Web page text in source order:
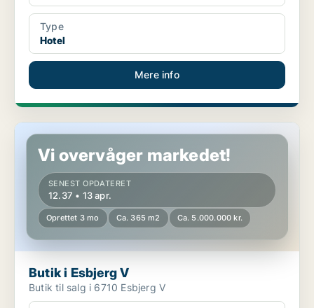
Type
Hotel
Mere info
Butik i Esbjerg V
Vi overvåger markedet!
SENEST OPDATERET
12.37 • 13 apr.
Oprettet 3 mo Ca. 365 m2 Ca. 5.000.000 kr.
Butik i Esbjerg V
Butik til salg i 6710 Esbjerg V